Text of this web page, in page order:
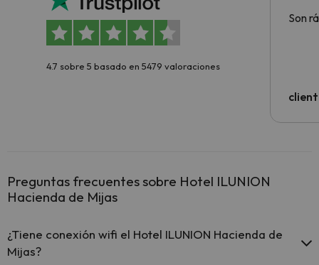
4.7 sobre 5 basado en 5479 valoraciones
Son
Preguntas frecuentes sobre Hotel ILUNION
Hacienda de Mijas
¿Tiene conexión wifi el Hotel ILUNION Hacienda de
Mijas?